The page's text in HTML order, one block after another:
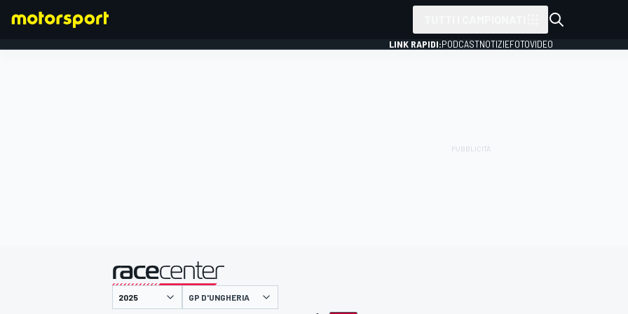
LINK RAPIDI:PODCASTNOTIZIEFOTOVIDEO
presentato da
GP D'UNGHERIA